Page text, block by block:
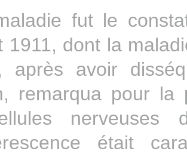
fut le
1911, dont la
après avoir
remarqua pour la
nerveuses
était